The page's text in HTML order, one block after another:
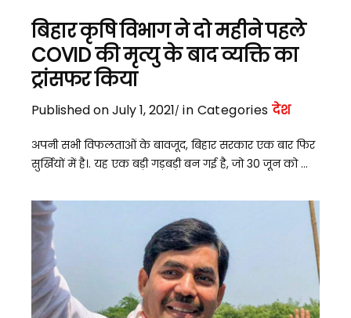
बिहार कृषि विभाग ने दो महीने पहले
COVID की मृत्यु के बाद व्यक्ति का
ट्रांसफर किया
Published on July 1, 2021 in Categories देश
अपनी सभी विफलताओं के बावजूद, बिहार सरकार एक बार फिर
सुर्खियों में है।. यह एक बड़ी गड़बड़ी बन गई है, जो 30 जून को ...